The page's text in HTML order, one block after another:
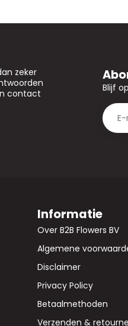
zeker
contact
Blijf
Informatie
Over B2B Flowers BV
Algemene
Disclaimer
Privacy Policy
Betaalmethoden
Verzenden &